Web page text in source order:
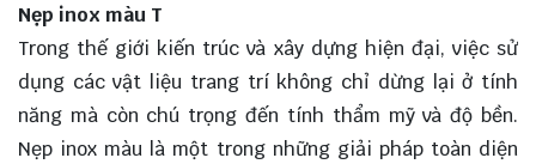
Nẹp inox màu T
Trong thế giới kiến trúc và xây dựng hiện đại, việc sử
dụng các vật liệu trang trí không chỉ dừng lại ở tính
năng mà còn chú trọng đến tính thẩm mỹ và độ bền.
Nẹp inox màu là một trong những giải pháp toàn diện